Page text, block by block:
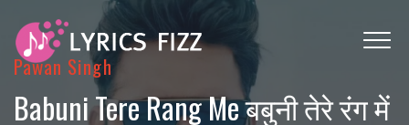
Pawan Singh
Babuni Tere Rang Me बबुनी तेरे रंग में